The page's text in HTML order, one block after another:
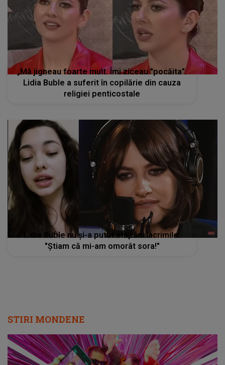
„Mă jigneau foarte mult. Îmi ziceau "pocăita".
Lidia Buble a suferit în copilărie din cauza
religiei penticostale
Lidia Buble nu și-a putut stăpâni lacrimile:
"Știam că mi-am omorât sora!"
STIRI MONDENE